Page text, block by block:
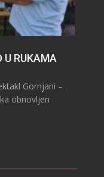
U RUKAMA
Gornjani –
obnovljen